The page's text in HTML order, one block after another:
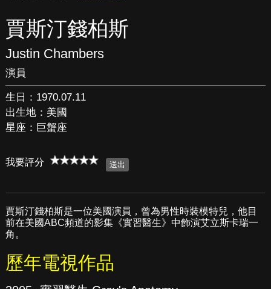
賈斯汀錢柏斯
Justin Chambers
演員
生日：1970.07.11
出生地：美國
星座：巨蟹座
我要評分
賈斯汀錢柏斯是一位美國演員，曾為男性時裝模特兒，他目
前在美國ABC頻道的影集《實習醫生》中飾演艾立斯卡瑞一
角。
歷年電視作品